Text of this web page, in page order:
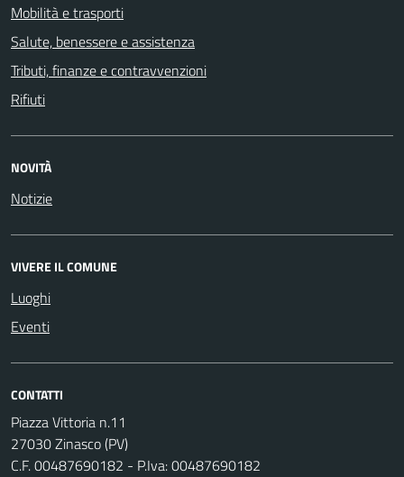
Mobilità e trasporti
Salute, benessere e assistenza
Tributi, finanze e contravvenzioni
Rifiuti
NOVITÀ
Notizie
VIVERE IL COMUNE
Luoghi
Eventi
CONTATTI
Piazza Vittoria n.11
27030 Zinasco (PV)
C.F. 00487690182 - P.Iva: 00487690182